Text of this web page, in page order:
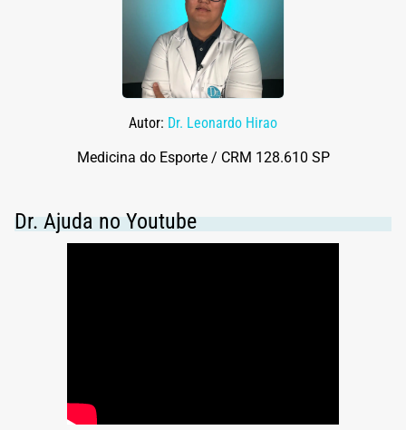
Autor: Dr. Leonardo Hirao
Medicina do Esporte / CRM 128.610 SP
Dr. Ajuda no Youtube